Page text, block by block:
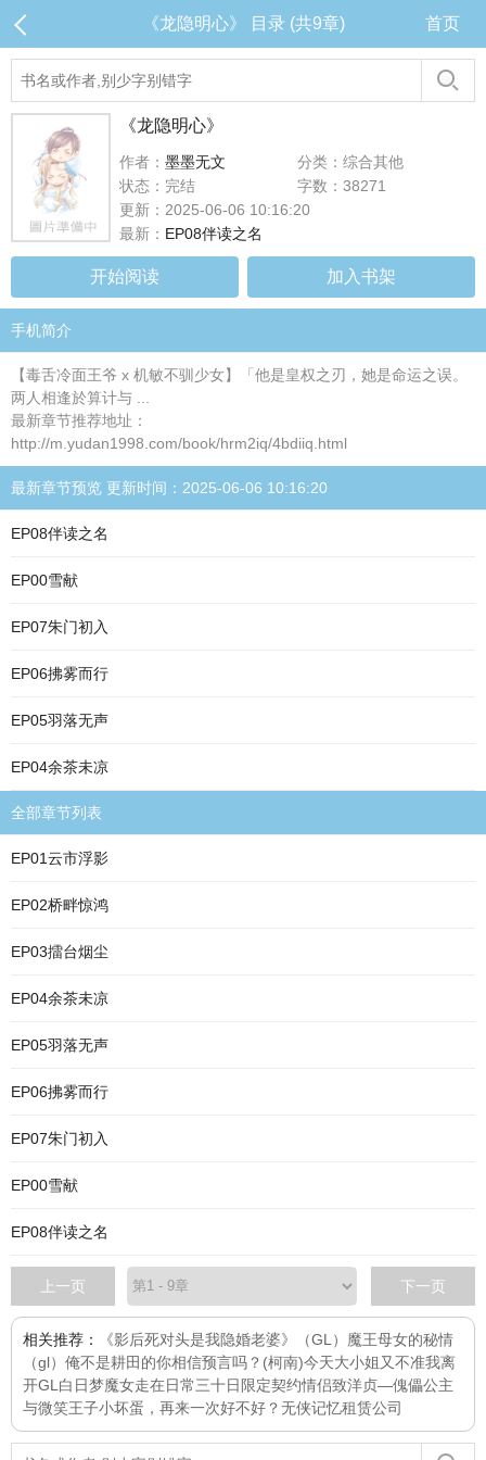
《龙隐明心》 目录 (共9章) 首页
《龙隐明心》
作者： 墨墨无文
分类：综合其他
状态：完结
字数：38271
更新：2025-06-06 10:16:20
最新： EP08伴读之名
开始阅读 加入书架
手机简介
【毒舌冷面王爷 x 机敏不驯少女】「他是皇权之刃，她是命运之误。
两人相逢於算计与 ...
最新章节推荐地址：
http://m.yudan1998.com/book/hrm2iq/4bdiiq.html
最新章节预览 更新时间：2025-06-06 10:16:20
EP08伴读之名
EP00雪献
EP07朱门初入
EP06拂雾而行
EP05羽落无声
EP04余茶未凉
全部章节列表
EP01云市浮影
EP02桥畔惊鸿
EP03擂台烟尘
EP04余茶未凉
EP05羽落无声
EP06拂雾而行
EP07朱门初入
EP00雪献
EP08伴读之名
上一页 下一页
相关推荐： 《影后死对头是我隐婚老婆》（GL） 魔王母女的秘情
（gl） 俺不是耕田的你相信预言吗？ (柯南)今天大小姐又不准我离
开GL 白日梦魔女走在日常三十日限定契约情侣致洋贞—傀儡公主
与微笑王子小坏蛋，再来一次好不好？无侠记忆租赁公司